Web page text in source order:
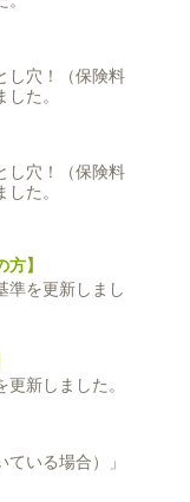
し穴！（保険料
た。
し穴！（保険料
た。
】
準を更新しまし
新しました。
ている場合）」